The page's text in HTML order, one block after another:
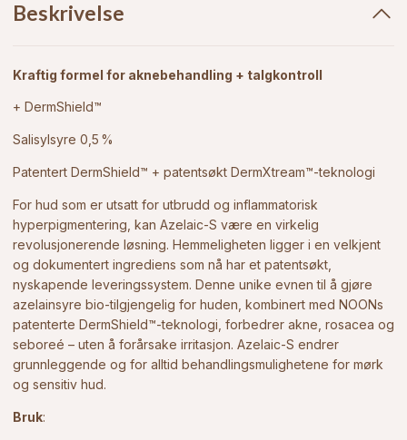
Beskrivelse
Kraftig formel for aknebehandling + talgkontroll
+ DermShield™
Salisylsyre 0,5 %
Patentert DermShield™ + patentsøkt DermXtream™-teknologi
For hud som er utsatt for utbrudd og inflammatorisk
hyperpigmentering, kan Azelaic-S være en virkelig
revolusjonerende løsning. Hemmeligheten ligger i en velkjent
og dokumentert ingrediens som nå har et patentsøkt,
nyskapende leveringssystem. Denne unike evnen til å gjøre
azelainsyre bio-tilgjengelig for huden, kombinert med NOONs
patenterte DermShield™-teknologi, forbedrer akne, rosacea og
seboreé – uten å forårsake irritasjon. Azelaic-S endrer
grunnleggende og for alltid behandlingsmulighetene for mørk
og sensitiv hud.
Bruk: